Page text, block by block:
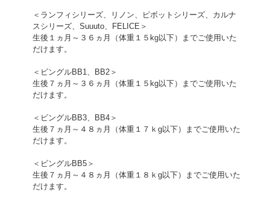
＜ランフィシリーズ、リノン、ピボットシリーズ、カルナ
スシリーズ、Suuuto、FELICE＞
生後１ヵ月～３６ヵ月（体重１５kg以下）までご使用いた
だけます。
＜ビングルBB1、BB2＞
生後７ヵ月～３６ヵ月（体重１５kg以下）までご使用いた
だけます。
＜ビングルBB3、BB4＞
生後７ヵ月～４８ヵ月（体重１７ｋg以下）までご使用いた
だけます。
＜ビングルBB5＞
生後７ヵ月～４８ヵ月（体重１８ｋg以下）までご使用いた
だけます。